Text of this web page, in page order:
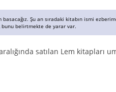
Şu an sıradaki kitabın ismi
bunu belirtmekte de yarar var.
satılan Lem kitapları